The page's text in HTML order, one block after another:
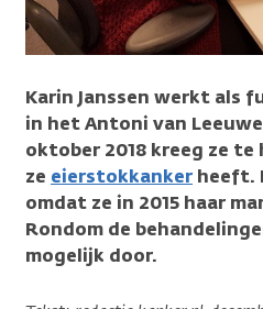
Karin Janssen werkt als
in het Antoni van
oktober 2018 kreeg ze te
ze eierstokkanker heeft.
omdat ze in 2015 haar
Rondom de
mogelijk door.